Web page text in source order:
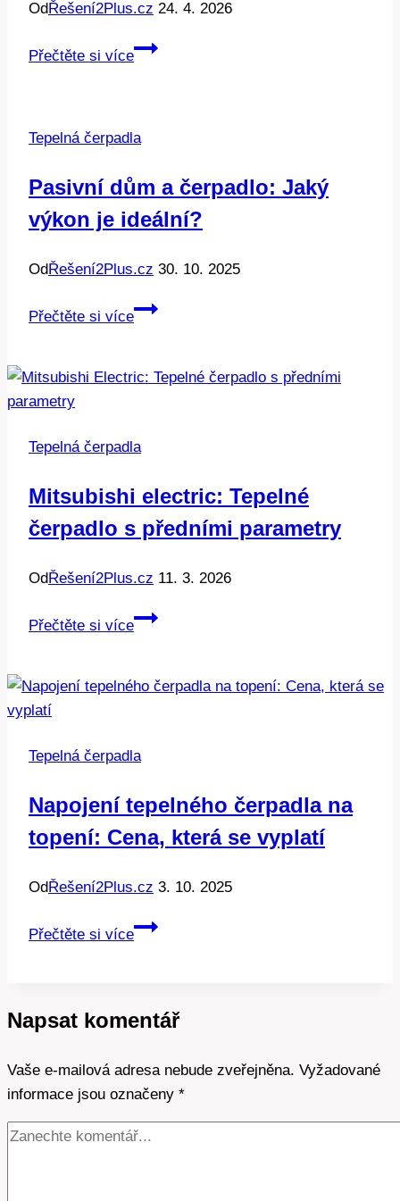
OdŘešení2Plus.cz 24. 4. 2026
Přečtěte si více
Sériové
na
pro
efektivitu
Tepelná čerpadla
Pasivní dům a čerpadlo: Jaký
výkon je ideální?
OdŘešení2Plus.cz 30. 10. 2025
Přečtěte si více
Pasivní
čerpadlo:
je
Tepelná čerpadla
Mitsubishi electric: Tepelné
čerpadlo s předními parametry
OdŘešení2Plus.cz 11. 3. 2026
Přečtěte si více
Mitsubishi
čerpadlo
parametry
Tepelná čerpadla
Napojení tepelného čerpadla na
topení: Cena, která se vyplatí
OdŘešení2Plus.cz 3. 10. 2025
Přečtěte si více
Napojení
topení:
která
se
vyplatí
Napsat komentář
Vaše e-mailová adresa nebude zveřejněna. Vyžadované
informace jsou označeny *